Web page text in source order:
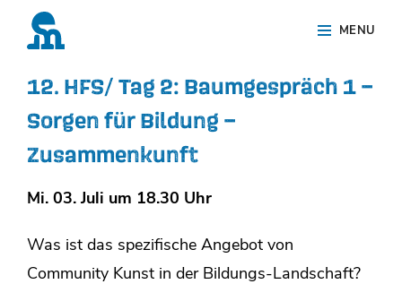
MENU
Overlay
12. HFS/ Tag 2: Baumgespräch 1 –
Sorgen für Bildung –
Zusammenkunft
Mi. 03. Juli um 18.30 Uhr
Was ist das spezifische Angebot von
Community Kunst in der Bildungs-Landschaft?